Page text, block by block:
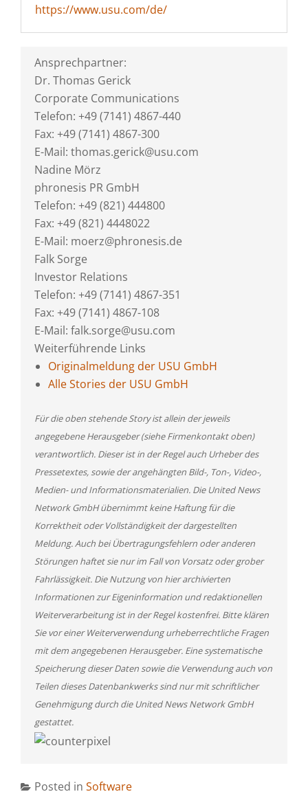
https://www.usu.com/de/
Ansprechpartner:
Dr. Thomas Gerick
Corporate Communications
Telefon: +49 (7141) 4867-440
Fax: +49 (7141) 4867-300
E-Mail: thomas.gerick@usu.com
Nadine Mörz
phronesis PR GmbH
Telefon: +49 (821) 444800
Fax: +49 (821) 4448022
E-Mail: moerz@phronesis.de
Falk Sorge
Investor Relations
Telefon: +49 (7141) 4867-351
Fax: +49 (7141) 4867-108
E-Mail: falk.sorge@usu.com
Weiterführende Links
Originalmeldung der USU GmbH
Alle Stories der USU GmbH
Für die oben stehende Story ist allein der jeweils
angegebene Herausgeber (siehe Firmenkontakt oben)
verantwortlich. Dieser ist in der Regel auch Urheber des
Pressetextes, sowie der angehängten Bild-, Ton-, Video-,
Medien- und Informationsmaterialien. Die United News
Network GmbH übernimmt keine Haftung für die
Korrektheit oder Vollständigkeit der dargestellten
Meldung. Auch bei Übertragungsfehlern oder anderen
Störungen haftet sie nur im Fall von Vorsatz oder grober
Fahrlässigkeit. Die Nutzung von hier archivierten
Informationen zur Eigeninformation und redaktionellen
Weiterverarbeitung ist in der Regel kostenfrei. Bitte klären
Sie vor einer Weiterverwendung urheberrechtliche Fragen
mit dem angegebenen Herausgeber. Eine systematische
Speicherung dieser Daten sowie die Verwendung auch von
Teilen dieses Datenbankwerks sind nur mit schriftlicher
Genehmigung durch die United News Network GmbH
gestattet.
Posted in Software